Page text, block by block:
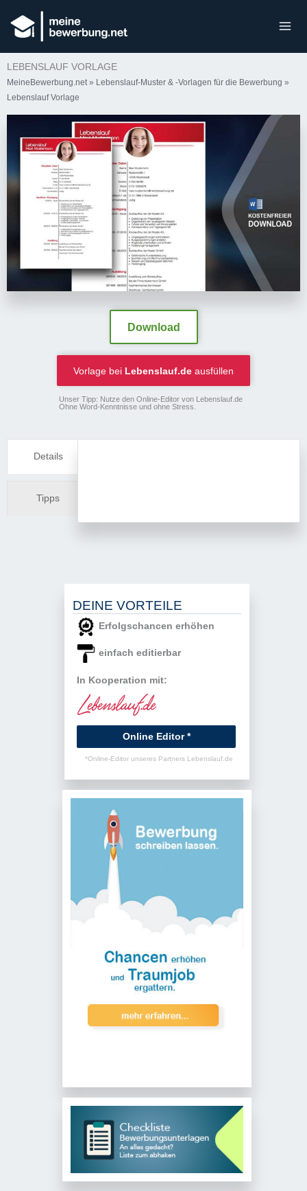
LEBENSLAUF VORLAGE
MeineBewerbung.net » Lebenslauf-Muster & -Vorlagen für die Bewerbung »
Lebenslauf Vorlage
Download
Vorlage bei Lebenslauf.de ausfüllen
Unser Tipp: Nutze den Online-Editor von Lebenslauf.de
Ohne Word-Kenntnisse und ohne Stress.
Details
Tipps
DEINE VORTEILE
Erfolgschancen erhöhen
einfach editierbar
In Kooperation mit:
Online Editor *
*Online-Editor unseres Partners Lebenslauf.de